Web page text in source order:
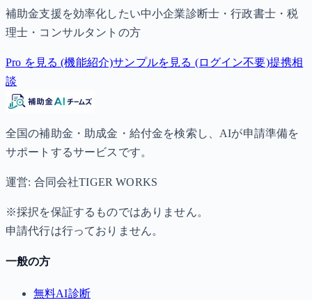
補助金支援を効率化したい中小企業診断士・行政書士・税
理士・コンサルタントの方
Pro を見る (機能紹介)サンプルを見る (ログイン不要)提携相
談
全国の補助金・助成金・給付金を検索し、AIが申請準備を
サポートするサービスです。
運営: 合同会社TIGER WORKS
※採択を保証するものではありません。
申請代行は行っておりません。
一般の方
無料AI診断